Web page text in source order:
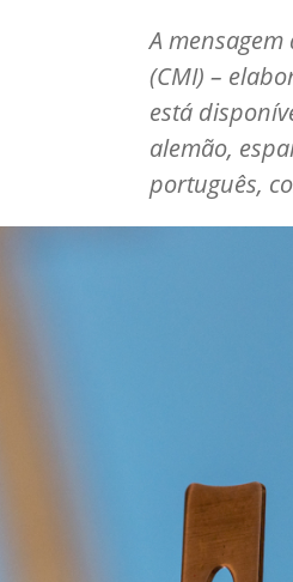
A
(CMI) –
está
alemão,
português,